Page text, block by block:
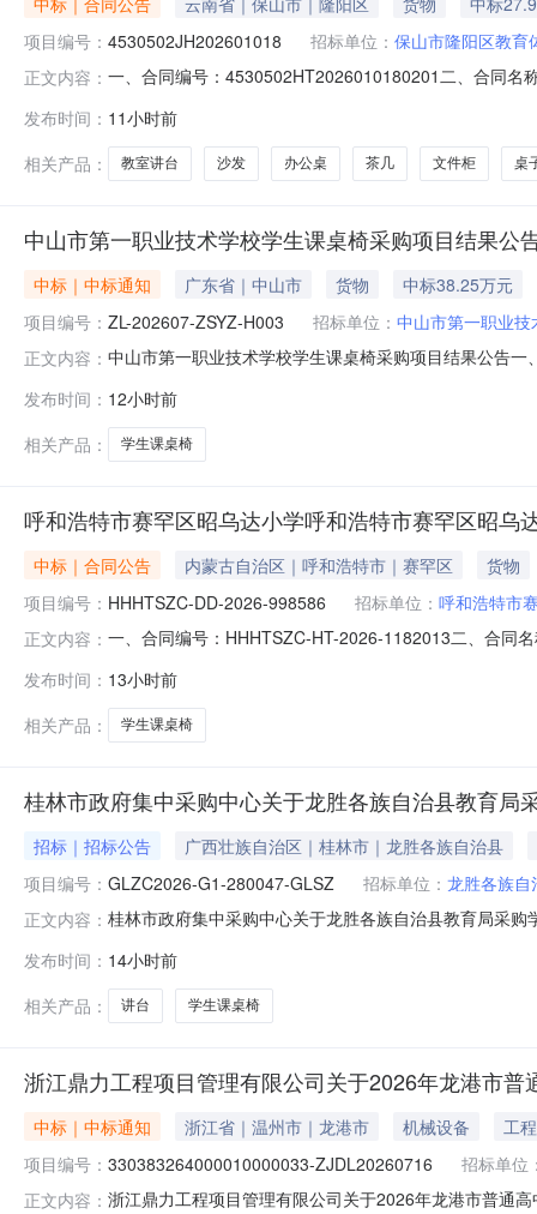
项目编号： 4530502JH202601018 招标单位： 保山市隆阳区教育
正文内容： 一、合同编号：4530502HT2026010180201二、合同名
应商（乙方）：云南万鼎教学设备有限公司地址：云南
发布时间： 11小时前
相关产品：
教室讲台 沙发 办公桌 茶几 文件柜 桌
中山市第一职业技术学校学生课桌椅采购项目结果公
中标｜中标通知 广东省｜中山市 货物
中标38.25万元
项目编号： ZL-202607-ZSYZ-H003 招标单位： 中山市第一职业技
正文内容： 中山市第一职业技术学校学生课桌椅采购项目结果公告
总价(元)1-1学生课桌椅
发布时间： 12小时前
相关产品：
学生课桌椅
呼和浩特市赛罕区昭乌达小学呼和浩特市赛罕区昭
中标｜合同公告 内蒙古自治区｜呼和浩特市｜赛罕区
货物
项目编号： HHHTSZC-DD-2026-998586 招标单位： 呼和浩特市
正文内容： 一、合同编号：HHHTSZC-HT-2026-1182013二、合同
18524293041供应商(乙方)：内蒙古朴蕊商贸有限责任
发布时间： 13小时前
相关产品：
学生课桌椅
桂林市政府集中采购中心关于龙胜各族自治县教育局
招标｜招标公告
广西壮族自治区｜桂林市｜龙胜各族自治县
项目编号： GLZC2026-G1-280047-GLSZ 招标单位： 龙胜各族自
正文内容： 桂林市政府集中采购中心关于龙胜各族自治县教育局采
龙胜各族自治县教育局采购学生课桌椅及讲台项目预算
发布时间： 14小时前
相关产品：
讲台 学生课桌椅
浙江鼎力工程项目管理有限公司关于2026年龙港市
中标｜中标通知 浙江省｜温州市｜龙港市 机械设备
工程
项目编号： 330383264000010000033-ZJDL20260716
招标单位
正文内容： 浙江鼎力工程项目管理有限公司关于2026年龙港市普通